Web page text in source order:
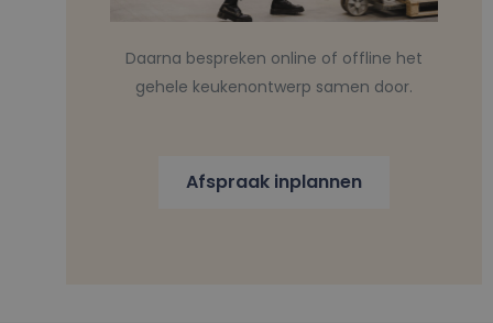
Daarna bespreken online of offline het
gehele keukenontwerp samen door.
Afspraak inplannen